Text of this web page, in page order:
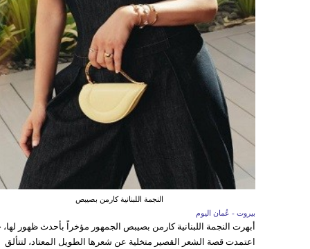
النجمة اللبنانية كارمن بصيبص
بيروت - عُمان اليوم
أبهرت النجمة اللبنانية كارمن بصيبص الجمهور مؤخراً بأحدث ظهور
اعتمدت قصة الشعر القصير متخلية عن شعرها الطويل المعتاد، لتتألق